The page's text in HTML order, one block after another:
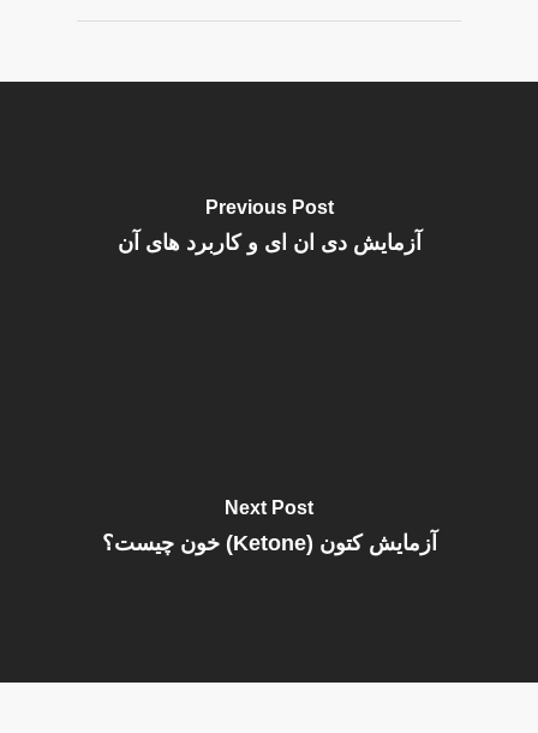
Previous Post
آزمایش دی ان ای و کاربرد های آن
Next Post
آزمایش کتون (Ketone) خون چیست؟